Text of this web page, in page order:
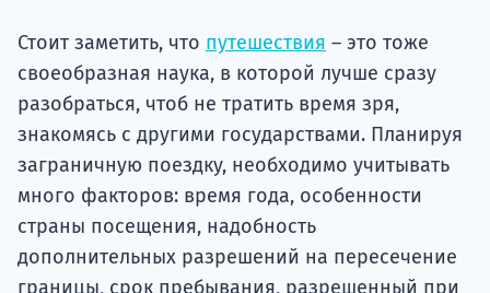
Стоит заметить, что путешествия – это тоже
своеобразная наука, в которой лучше сразу
разобраться, чтоб не тратить время зря,
знакомясь с другими государствами. Планируя
заграничную поездку, необходимо учитывать
много факторов: время года, особенности
страны посещения, надобность
дополнительных разрешений на пересечение
границы, срок пребывания, разрешенный при